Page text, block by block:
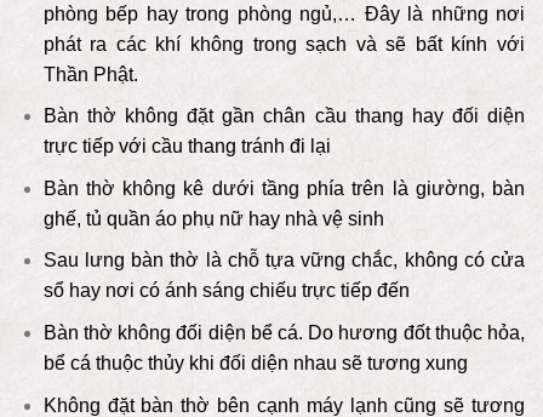
phòng bếp hay trong phòng ngủ,… Đây là những nơi
phát ra các khí không trong sạch và sẽ bất kính với
Thần Phật.
Bàn thờ không đặt gần chân cầu thang hay đối diện
trực tiếp với cầu thang tránh đi lại
Bàn thờ không kê dưới tầng phía trên là giường, bàn
ghế, tủ quần áo phụ nữ hay nhà vệ sinh
Sau lưng bàn thờ là chỗ tựa vững chắc, không có cửa
sổ hay nơi có ánh sáng chiếu trực tiếp đến
Bàn thờ không đối diện bể cá. Do hương đốt thuộc hỏa,
bể cá thuộc thủy khi đối diện nhau sẽ tương xung
Không đặt bàn thờ bên cạnh máy lạnh cũng sẽ tương